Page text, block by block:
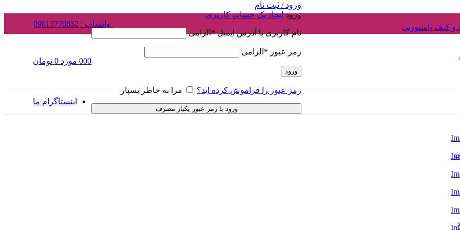
واتساپ : 09013770852
کیف پاسپورتی
ورود / ثبت نام
ورودایجاد یک حساب کاربری
نام کاربری یا آدرس ایمیل*الزامی
رمز عبور * الزامی
ورود
رمز عبور را فراموش کرده اید؟ مرا به خاطر بسپار
ورود با رمز عبور یکبار مصرف
0
0
0 مورد 0 تومان
اینستاگرام ما